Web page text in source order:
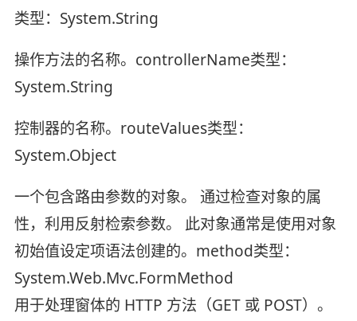
类型：System.String
操作方法的名称。controllerName类型：
System.String
控制器的名称。routeValues类型：
System.Object
一个包含路由参数的对象。 通过检查对象的属
性，利用反射检索参数。 此对象通常是使用对象
初始值设定项语法创建的。method类型：
System.Web.Mvc.FormMethod
用于处理窗体的 HTTP 方法（GET 或 POST）。